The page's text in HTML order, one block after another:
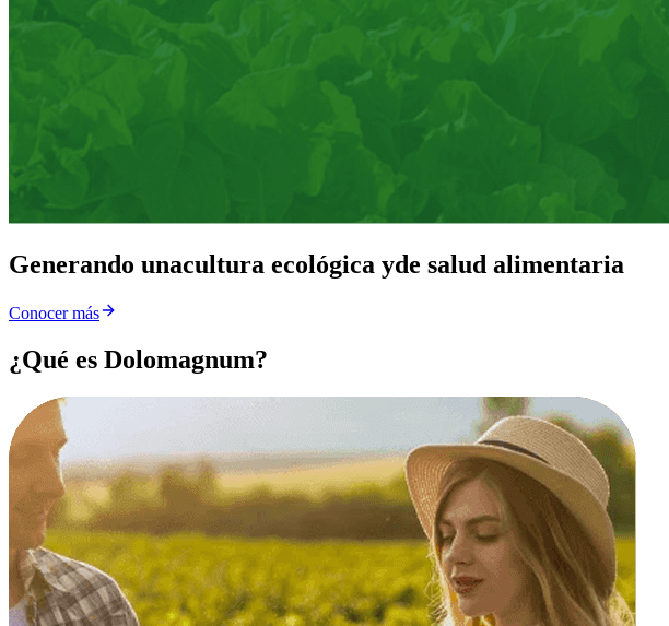
Generando unacultura ecológica yde salud alimentaria
Conocer más
¿Qué es Dolomagnum?